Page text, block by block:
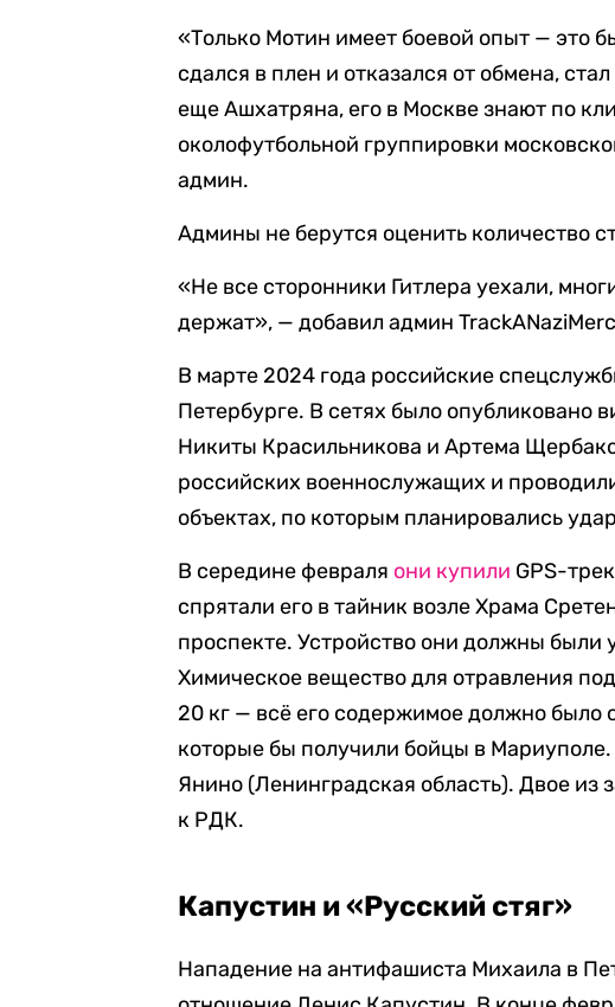
«Только Мотин имеет боевой опыт — это
сдался в плен и отказался от обмена,
еще Ашхатряна, его в Москве знают по
околофутбольной группировки
админ.
Админы не берутся оценить количество
«Не все сторонники Гитлера уехали,
держат», — добавил админ
В марте 2024 года российские
Петербурге. В сетях было опубликовано
Никиты Красильникова и Артема
российских военнослужащих и
объектах, по которым планировались
В середине февраля они купили GPS-
спрятали его в тайник возле Храма
проспекте. Устройство они должны
Химическое вещество для отравления
20 кг — всё его содержимое должно было
которые бы получили бойцы в
Янино (Ленинградская область). Двое
к РДК.
Капустин и «Русский стяг»
Нападение на антифашиста Михаила в